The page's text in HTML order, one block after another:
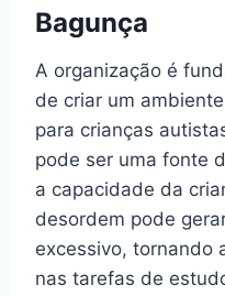
Bagunça
A organização é
de criar um
para crianças
pode ser uma fonte
a capacidade da
desordem pode
excessivo, tornando
nas tarefas de